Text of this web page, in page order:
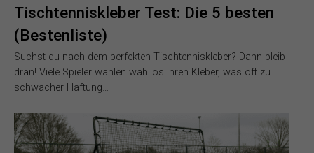
Tischtenniskleber Test: Die 5 besten
(Bestenliste)
Suchst du nach dem perfekten Tischtenniskleber? Dann bleib
dran! Viele Spieler wählen wahllos ihren Kleber, was oft zu
schwacher Haftung…